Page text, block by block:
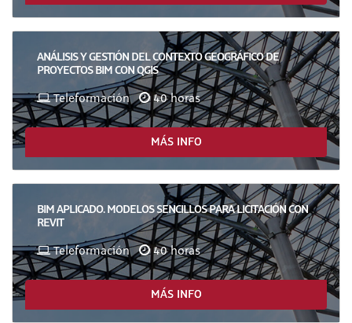
ANÁLISIS Y GESTIÓN DEL CONTEXTO GEOGRÁFICO DE
PROYECTOS BIM CON QGIS
Teleformación 40 horas
MÁS INFO
BIM APLICADO. MODELOS SENCILLOS PARA LICITACIÓN CON
REVIT
Teleformación 40 horas
MÁS INFO